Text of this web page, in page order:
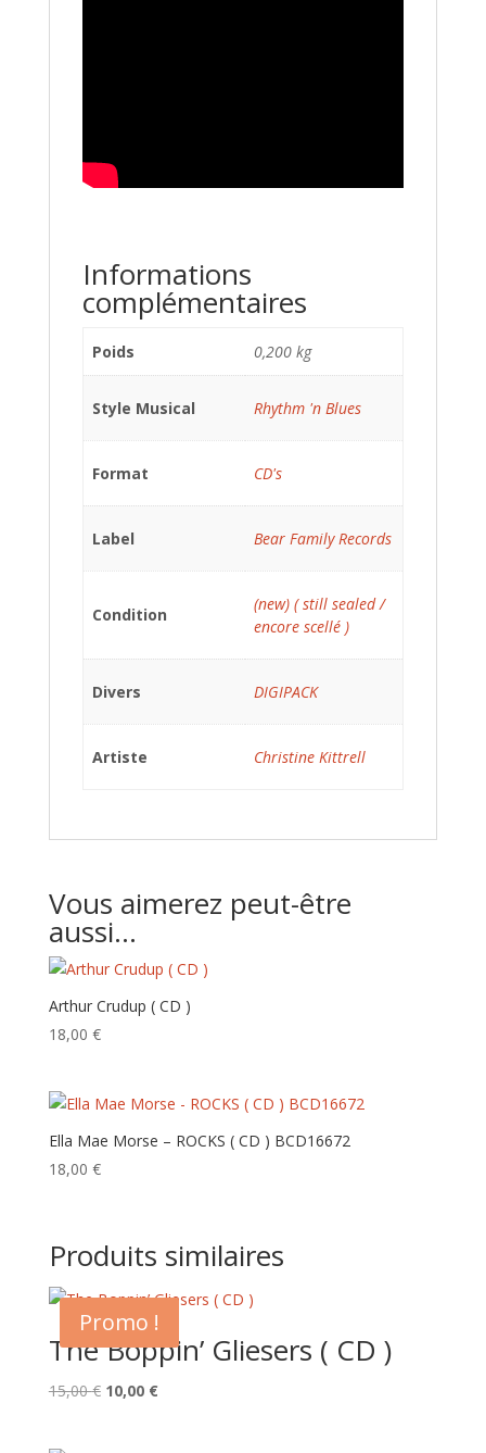
Informations
complémentaires
Poids 0,200 kg
Style Musical Rhythm 'n Blues
Format CD's
Label Bear Family Records
Condition
(new) ( still sealed /
encore scellé )
Divers DIGIPACK
Artiste Christine Kittrell
Vous aimerez peut-être
aussi…
Arthur Crudup ( CD )
18,00 €
Ella Mae Morse – ROCKS ( CD ) BCD16672
18,00 €
Produits similaires
Promo !
The Boppin’ Gliesers ( CD )
15,00€ Le
10,00 €Le